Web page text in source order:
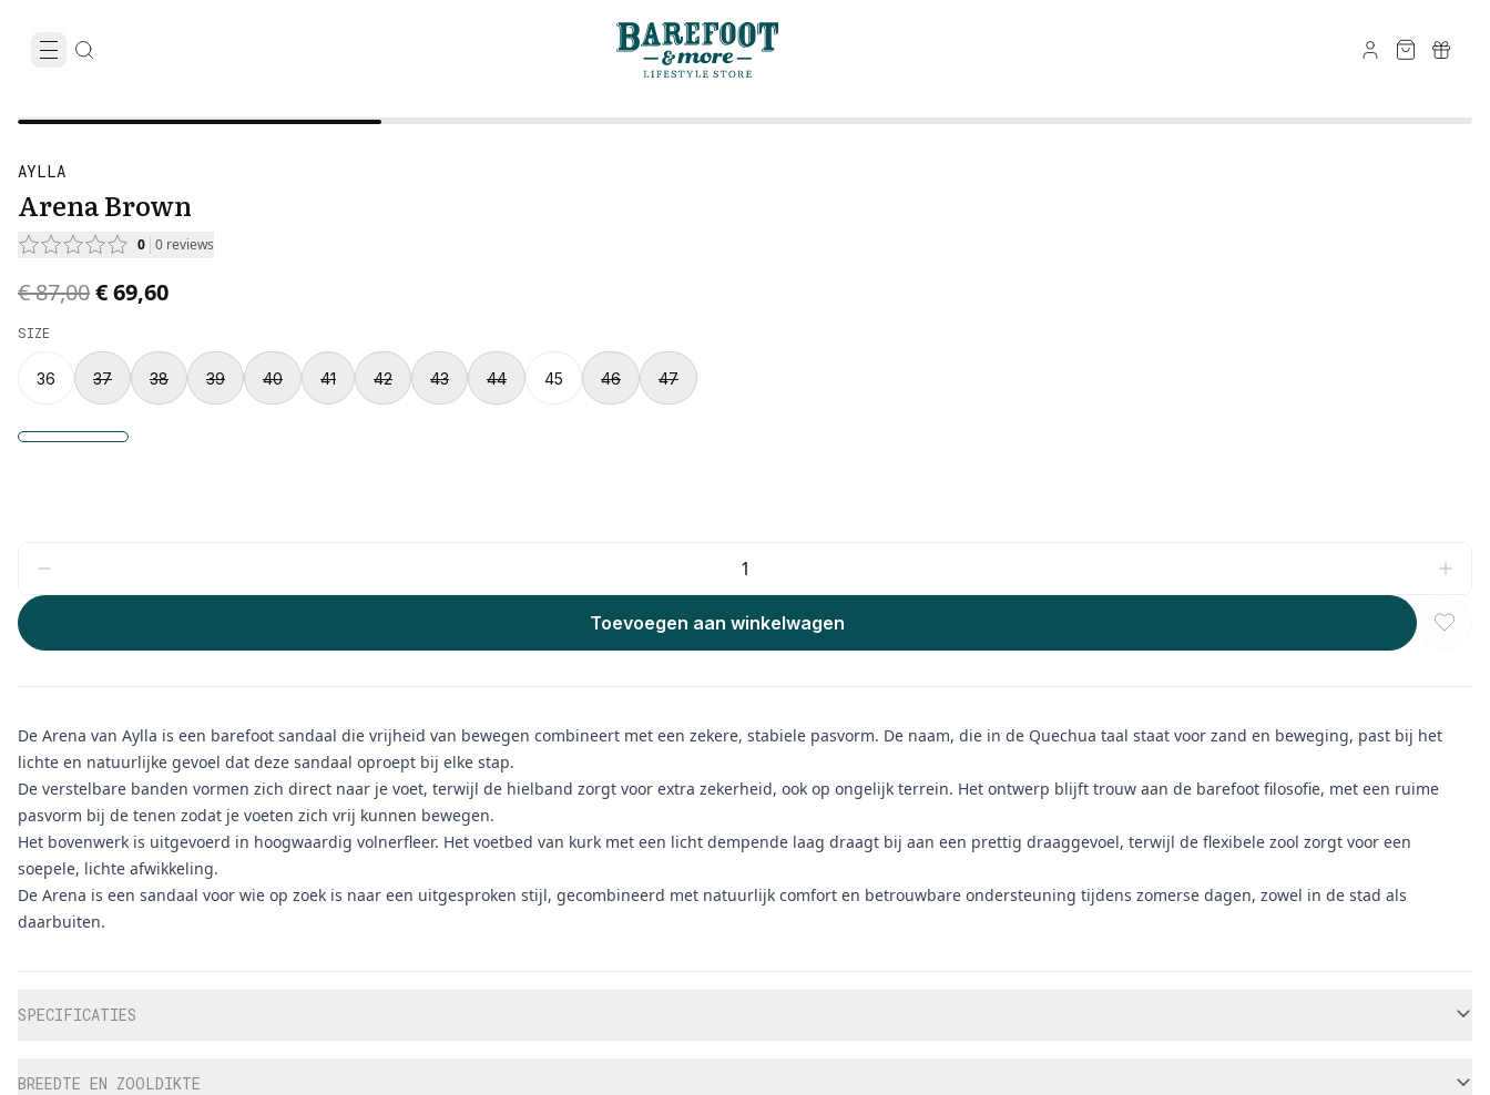
AYLLA
Arena Brown
0 0 reviews
Original price was € 87,00.
€ 87,00Current price is € 69,60.
€ 69,60
SIZE
36 37 38 39 40 41 42 43 44 45 46 47
Toevoegen aan winkelwagen
De Arena van Aylla is een barefoot sandaal die vrijheid van bewegen combineert met een zekere, stabiele pasvorm. De naam, die in de Quechua taal staat voor zand en beweging, past bij het
lichte en natuurlijke gevoel dat deze sandaal oproept bij elke stap.
De verstelbare banden vormen zich direct naar je voet, terwijl de hielband zorgt voor extra zekerheid, ook op ongelijk terrein. Het ontwerp blijft trouw aan de barefoot filosofie, met een ruime
pasvorm bij de tenen zodat je voeten zich vrij kunnen bewegen.
Het bovenwerk is uitgevoerd in hoogwaardig volnerfleer. Het voetbed van kurk met een licht dempende laag draagt bij aan een prettig draaggevoel, terwijl de flexibele zool zorgt voor een
soepele, lichte afwikkeling.
De Arena is een sandaal voor wie op zoek is naar een uitgesproken stijl, gecombineerd met natuurlijk comfort en betrouwbare ondersteuning tijdens zomerse dagen, zowel in de stad als
daarbuiten.
SPECIFICATIES
BREEDTE EN ZOOLDIKTE